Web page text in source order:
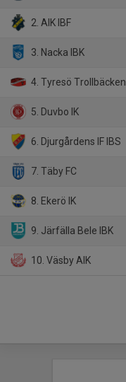
2. AIK IBF
3. Nacka IBK
4. Tyresö Trollbäcken IBK
5. Duvbo IK
6. Djurgårdens IF IBS
7. Täby FC
8. Ekerö IK
9. Järfälla Bele IBK
10. Väsby AIK